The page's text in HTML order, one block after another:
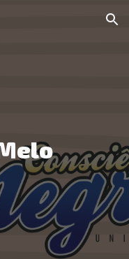
Skip to navigation